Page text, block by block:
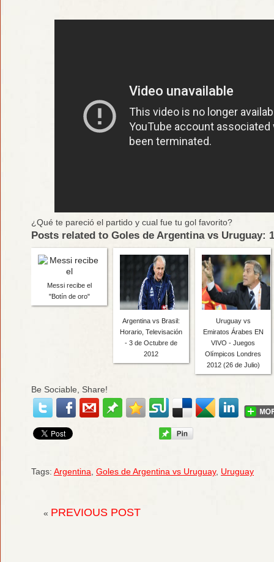
¿Qué te pareció el partido y cual fue tu gol favorito?
Posts related to Goles de Argentina vs Uruguay:
Messi recibe el
"Botín de oro"
Argentina vs Brasil:
Horario, Televisación
- 3 de Octubre de
2012
Uruguay vs
Emiratos Árabes EN
VIVO - Juegos
Olímpicos Londres
2012 (26 de Julio)
Be Sociable, Share!
Tags: Argentina Goles de Argentina vs Uruguay, Uruguay
« PREVIOUS POST